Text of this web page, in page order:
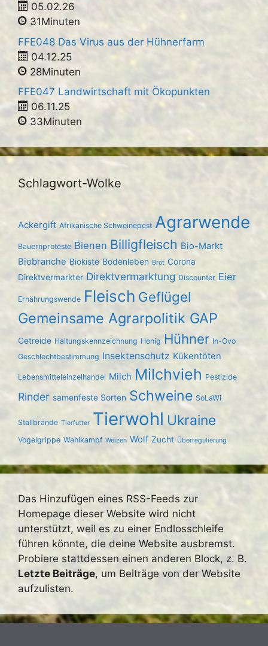
05.02.26
31Minuten
FFE048 Das Virus aus der Hühnerfarm
04.12.25
28Minuten
FFE047 Landwirtschaft mit Ökopunkten
06.11.25
33Minuten
Schlagwort-Wolke
Ackergift Afrikanische Schweinepest Agrarwende
Bauernproteste Bienen Billigfleisch Bio-Markt
Biobranche Biokiste Bodenleben Brot Corona
Direktvermarkter Direktvermarktung Discounter Eier
Ernährungswende Fleisch Geflügel
Gemeinsame Agrarpolitik GAP
Getreide Haltungskennzeichnung Honig Hühner In-Ovo
Geschlechtbestimmung Insektenschutz Kükentöten
Lebensmitteleinzelhandel Milch Milchvieh Pestizide
Rinder samenfeste Sorten Schweine SoLaWi
Stallbrände Tierfutter Tierwohl Ukraine
Vogelgrippe Wahlkampf Weizen Wolf Zucht Überregulierung
Das Hinzufügen eines RSS-Feeds zur
Homepage dieser Website wird nicht
unterstützt, weil es zu einer Endlosschleife
führen könnte, die deine Website ausbremst.
Probiere stattdessen einen anderen Block, z. B.
Letzte Beiträge, um Beiträge von der Website
aufzulisten.